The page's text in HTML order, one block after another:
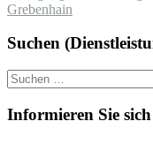
Grebenhain
Suchen
Suche
nach:
Informieren Sie